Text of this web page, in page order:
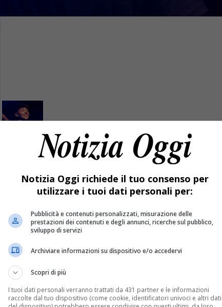
anni
casa al palco della kermesse valsesiana.
Notizia Oggi richiede il tuo consenso per
utilizzare i tuoi dati personali per:
Pubblicità e contenuti personalizzati, misurazione delle
prestazioni dei contenuti e degli annunci, ricerche sul pubblico,
sviluppo di servizi
Archiviare informazioni su dispositivo e/o accedervi
Scopri di più
I tuoi dati personali verranno trattati da 431 partner e le informazioni
raccolte dal tuo dispositivo (come cookie, identificatori univoci e altri dati